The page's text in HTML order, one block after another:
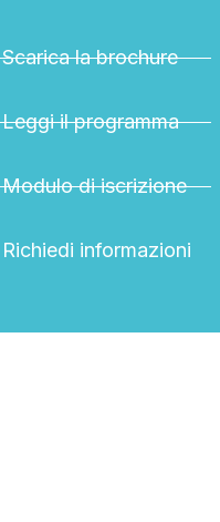
Scarica la brochure
Leggi il programma
Modulo di iscrizione
Richiedi informazioni